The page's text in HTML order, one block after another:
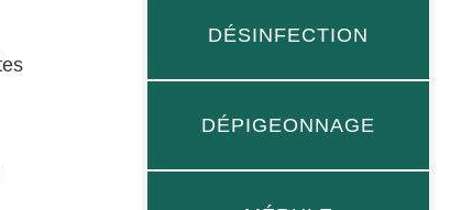
DÉSINFECTION
DÉPIGEONNAGE